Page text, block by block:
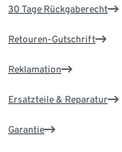
30 Tage Rückgaberecht
Retouren-Gutschrift
Reklamation
Ersatzteile & Reparatur
Garantie